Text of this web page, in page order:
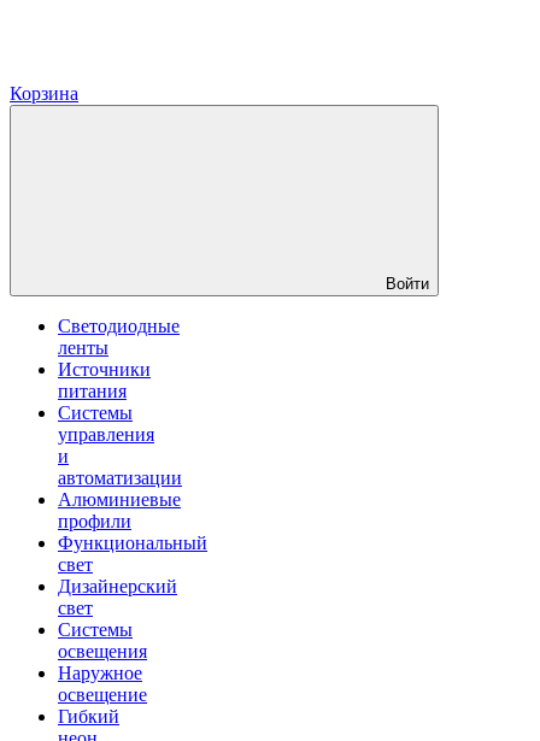
Корзина
Войти
Светодиодные
ленты
Источники
питания
Системы
управления
и
автоматизации
Алюминиевые
профили
Функциональный
свет
Дизайнерский
свет
Системы
освещения
Наружное
освещение
Гибкий